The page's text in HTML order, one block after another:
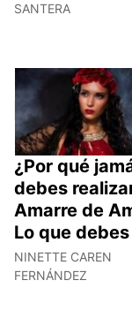
SANTERA
¿Por qué
debes
Amarre de
Lo que
NINETTE CAREN
FERNÁNDEZ